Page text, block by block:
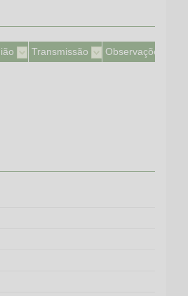
Transmissão
Observações